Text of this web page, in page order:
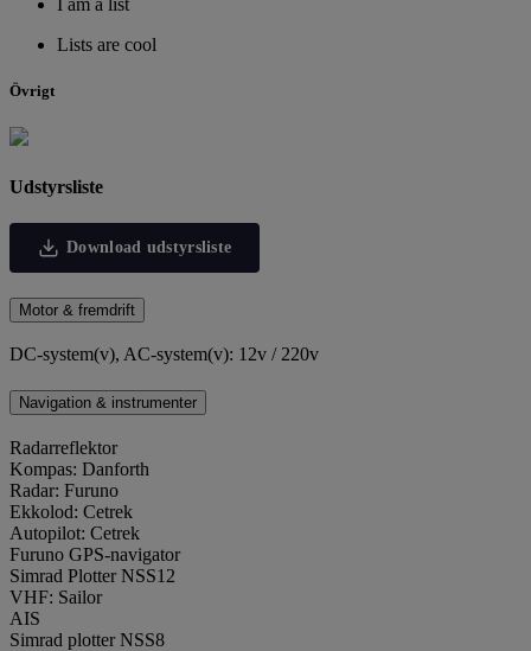
I am a list
Lists are cool
Övrigt
Udstyrsliste
Download udstyrsliste
Motor & fremdrift
DC-system(v), AC-system(v): 12v / 220v
Navigation & instrumenter
Radarreflektor
Kompas: Danforth
Radar: Furuno
Ekkolod: Cetrek
Autopilot: Cetrek
Furuno GPS-navigator
Simrad Plotter NSS12
VHF: Sailor
AIS
Simrad plotter NSS8